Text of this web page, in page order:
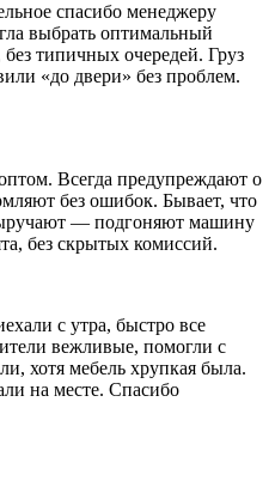
спасибо менеджеру
выбрать оптимальный
типичных очередей. Груз
«до двери» без проблем.
Всегда предупреждают о
без ошибок. Бывает, что
— подгоняют машину
без скрытых комиссий.
с утра, быстро все
вежливые, помогли с
хотя мебель хрупкая была.
на месте. Спасибо